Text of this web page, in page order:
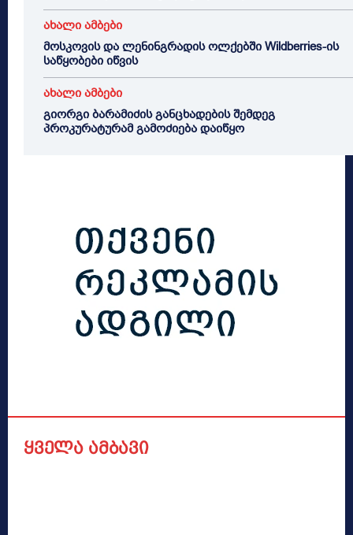
ახალი ამბები
მოსკოვის და ლენინგრადის ოლქებში Wildberries-ის
საწყობები იწვის
ახალი ამბები
გიორგი ბარამიძის განცხადების შემდეგ
პროკურატურამ გამოძიება დაიწყო
ყველა ამბავი